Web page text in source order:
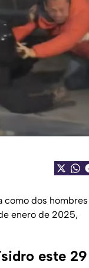
como dos hombres
enero de 2025,
este 29